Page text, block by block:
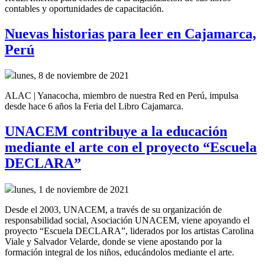
contables y oportunidades de capacitación.
Nuevas historias para leer en Cajamarca,
Perú
lunes, 8 de noviembre de 2021
ALAC | Yanacocha, miembro de nuestra Red en Perú, impulsa
desde hace 6 años la Feria del Libro Cajamarca.
UNACEM contribuye a la educación
mediante el arte con el proyecto “Escuela
DECLARA”
lunes, 1 de noviembre de 2021
Desde el 2003, UNACEM, a través de su organización de
responsabilidad social, Asociación UNACEM, viene apoyando el
proyecto “Escuela DECLARA”, liderados por los artistas Carolina
Viale y Salvador Velarde, donde se viene apostando por la
formación integral de los niños, educándolos mediante el arte.